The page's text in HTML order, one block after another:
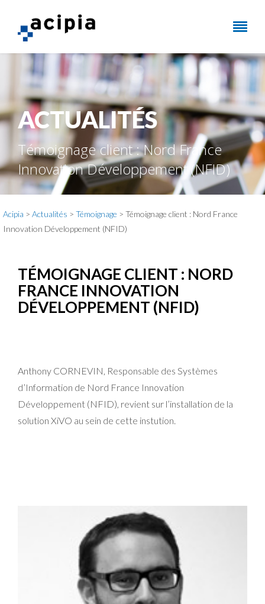
ACTUALITÉS
Témoignage client : Nord France
Innovation Développement (NFID)
Acipia > Actualités > Témoignage > Témoignage client : Nord France
Innovation Développement (NFID)
TÉMOIGNAGE CLIENT : NORD
FRANCE INNOVATION
DÉVELOPPEMENT (NFID)
Anthony CORNEVIN, Responsable des Systèmes
d’Information de Nord France Innovation
Développement (NFID), revient sur l’installation de la
solution XiVO au sein de cette instution.